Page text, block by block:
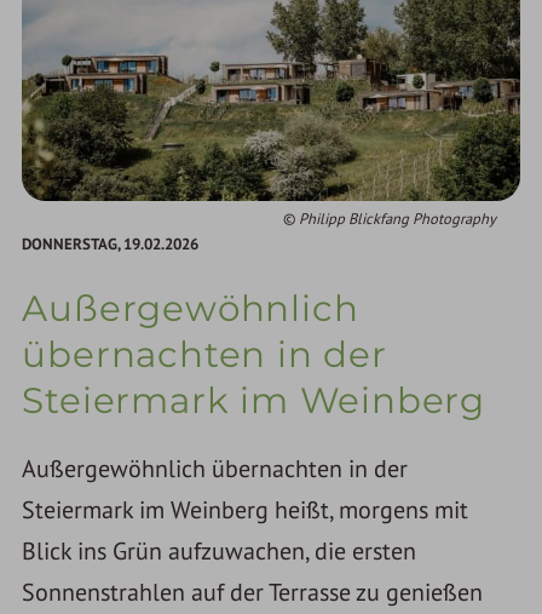
Philipp Blickfang Photography
DONNERSTAG,19.02.2026
Außergewöhnlich
übernachten in der
Steiermark im Weinberg
Außergewöhnlich übernachten in der
Steiermark im Weinberg heißt, morgens mit
Blick ins Grün aufzuwachen, die ersten
Sonnenstrahlen auf der Terrasse zu genießen